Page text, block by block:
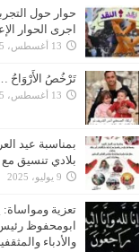
حوار حول
اجرى الحوار
13 أغسطس، 2025
تَرْخُصُ الأَرْوَاحُ
13 أغسطس، 2025
بمناسبة عيد
بلادي تنسيق
9 يوليو، 2025
تعزية
ابومحفوظ
والأدباء